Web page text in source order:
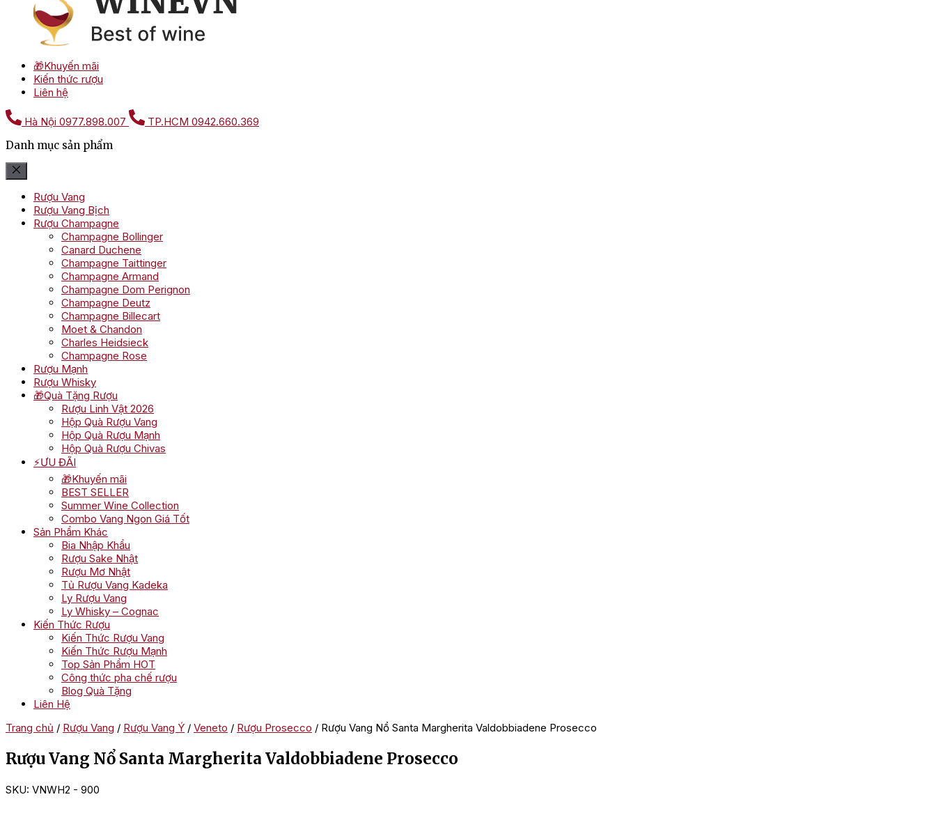
🎁Khuyến mãi
Kiến thức rượu
Liên hệ
Hà Nội 0977.898.007 TP.HCM 0942.660.369
Danh mục sản phẩm
Rượu Vang
Rượu Vang Bịch
Rượu Champagne
Champagne Bollinger
Canard Duchene
Champagne Taittinger
Champagne Armand
Champagne Dom Perignon
Champagne Deutz
Champagne Billecart
Moet & Chandon
Charles Heidsieck
Champagne Rose
Rượu Mạnh
Rượu Whisky
🎁Quà Tặng Rượu
Rượu Linh Vật 2026
Hộp Quà Rượu Vang
Hộp Quà Rượu Mạnh
Hộp Quà Rượu Chivas
⚡ƯU ĐÃI
🎁Khuyến mãi
BEST SELLER
Summer Wine Collection
Combo Vang Ngon Giá Tốt
Sản Phẩm Khác
Bia Nhập Khẩu
Rượu Sake Nhật
Rượu Mơ Nhật
Tủ Rượu Vang Kadeka
Ly Rượu Vang
Ly Whisky – Cognac
Kiến Thức Rượu
Kiến Thức Rượu Vang
Kiến Thức Rượu Mạnh
Top Sản Phẩm HOT
Công thức pha chế rượu
Blog Quà Tặng
Liên Hệ
Trang chủ / Rượu Vang / Rượu Vang Ý / Veneto / Rượu Prosecco / Rượu Vang Nổ Santa Margherita Valdobbiadene Prosecco
Rượu Vang Nổ Santa Margherita Valdobbiadene Prosecco
SKU: VNWH2 - 900